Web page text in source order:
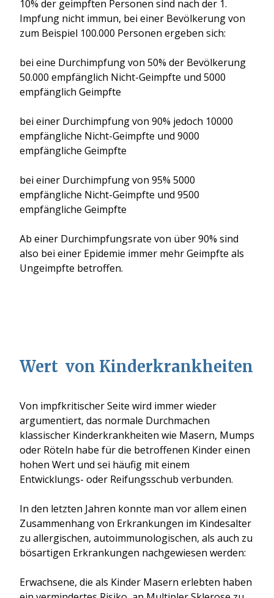
10% der geimpften Personen sind nach der 1.
Impfung nicht immun, bei einer Bevölkerung von
zum Beispiel 100.000 Personen ergeben sich:
bei eine Durchimpfung von 50% der Bevölkerung
50.000 empfänglich Nicht-Geimpfte und 5000
empfänglich Geimpfte
bei einer Durchimpfung von 90% jedoch 10000
empfängliche Nicht-Geimpfte und 9000
empfängliche Geimpfte
bei einer Durchimpfung von 95% 5000
empfängliche Nicht-Geimpfte und 9500
empfängliche Geimpfte
Ab einer Durchimpfungsrate von über 90% sind
also bei einer Epidemie immer mehr Geimpfte als
Ungeimpfte betroffen.
Wert von Kinderkrankheiten
Von impfkritischer Seite wird immer wieder
argumentiert, das normale Durchmachen
klassischer Kinderkrankheiten wie Masern, Mumps
oder Röteln habe für die betroffenen Kinder einen
hohen Wert und sei häufig mit einem
Entwicklungs- oder Reifungsschub verbunden.
In den letzten Jahren konnte man vor allem einen
Zusammenhang von Erkrankungen im Kindesalter
zu allergischen, autoimmunologischen, als auch zu
bösartigen Erkrankungen nachgewiesen werden:
Erwachsene, die als Kinder Masern erlebten haben